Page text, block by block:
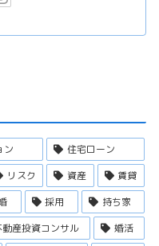
ン
住宅ローン
リスク 資産
賃貸
採用
持ち家
動産投資コンサル
婚活